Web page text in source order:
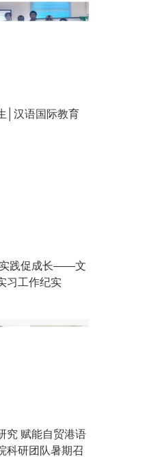
│汉语国际教育
实践促成长——文
习工作纪实
究 赋能自贸港语
研团队暑期召